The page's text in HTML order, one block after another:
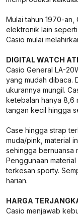
Mulai tahun 1970-
elektronik lain
Casio mulai
DIGITAL WATCH
Casio General LA-
yang mudah dibaca.
ukurannya mungil.
ketebalan hanya 8,6
tangan kecil hingga
Case hingga strap
muda/pink, material
sehingga bernuansa
Penggunaan
terkesan sporty.
harian.
HARGA
Casio menjawab